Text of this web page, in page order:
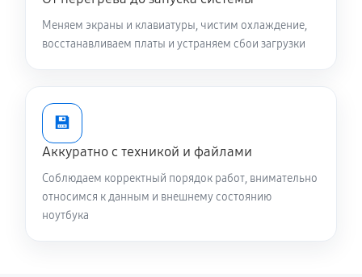
Замена жесткого диска
Установка драйверов ноутбука Asus 13 UX363EA-
EM079T (90NB0RZ1-M01050)
650 руб 30 минут
Замена вебкамеры ноутбука Asus 13 UX363EA-
EM079T (90NB0RZ1-M01050)
Меняем экраны и клавиатуры, чистим охлаждение,
восстанавливаем платы и устраняем сбои загрузки
💾
Аккуратно с техникой и файлами
Соблюдаем корректный порядок работ, внимательно
относимся к данным и внешнему состоянию
ноутбука